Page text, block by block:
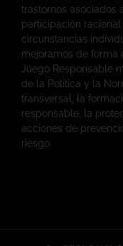
trastornos asociados
participación
circunstancias
mejoramos de forma
Juego Responsable
de la Política y la
transversal, la
responsable, la
acciones de
riesgo.